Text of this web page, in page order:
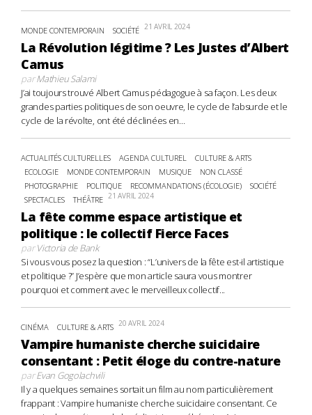
MONDE CONTEMPORAIN SOCIÉTÉ 21 AVRIL 2024
La Révolution légitime ? Les Justes d’Albert
Camus
parMathieu Salami
J’ai toujours trouvé Albert Camus pédagogue à sa façon. Les deux
grandes parties politiques de son oeuvre, le cycle de l’absurde et le
cycle de la révolte, ont été déclinées en...
ACTUALITÉS CULTURELLES AGENDA CULTUREL
CULTURE & ARTS
ECOLOGIE
MONDE CONTEMPORAIN MUSIQUE
NON CLASSÉ
PHOTOGRAPHIE
POLITIQUE RECOMMANDATIONS (ÉCOLOGIE)
SOCIÉTÉ
SPECTACLES
THÉÂTRE 21 AVRIL 2024
La fête comme espace artistique et
politique : le collectif Fierce Faces
parVictoria de Bank
Si vous vous posez la question : “L’univers de la fête est-il artistique
et politique ?” J’espère que mon article saura vous montrer
pourquoi et comment avec le merveilleux collectif...
CINÉMA CULTURE & ARTS 20 AVRIL 2024
Vampire humaniste cherche suicidaire
consentant : Petit éloge du contre-nature
parEvan Gogolachvili
Il y a quelques semaines sortait un film au nom particulièrement
frappant : Vampire humaniste cherche suicidaire consentant. Ce